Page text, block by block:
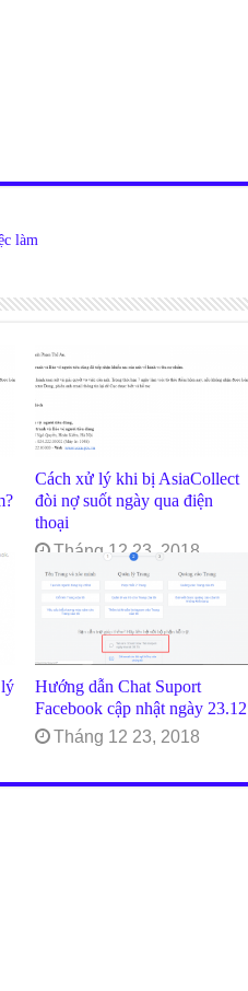
làm
Cách xử lý khi bị AsiaCollect
đòi nợ suốt ngày qua điện
thoại
Tháng 12 23, 2018
Hướng dẫn Chat Suport
Facebook cập nhật ngày 23.12
Tháng 12 23, 2018